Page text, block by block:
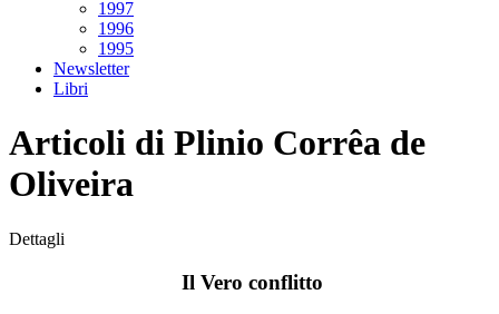
1997
1996
1995
Newsletter
Libri
Articoli di Plinio Corrêa de
Oliveira
Dettagli
Il Vero conflitto